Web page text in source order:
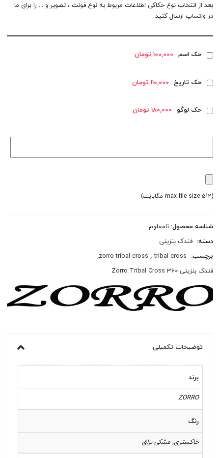
بعد از انتخاب نوع حکاکی اطلاعات مربوط به نوع فونت ، تصویر و ... را برای ما
در واتساپ ارسال کنید
حک اسم 100,000 تومان
حک تاریخ 110,000 تومان
حک لوگو 180,000 تومان
(max file size 512 مگابایت)
شناسه محصول:نامعلوم
دسته: فندک بنزینی
برچسب:
tribal cross
,
zorro tribal cross
,
فندک بنزینی Zorro Tribal Cross 360
توضیحات تکمیلی
برند
ZORRO
رنگ
خاکستری, مشکی براق